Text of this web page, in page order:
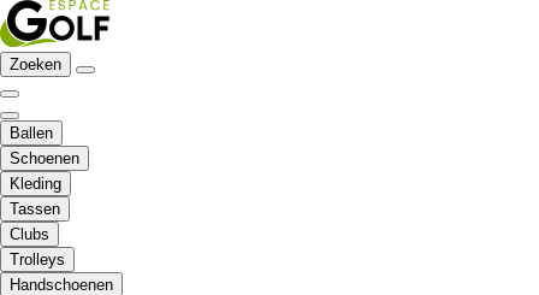
Zoeken
Ballen
Schoenen
Kleding
Tassen
Clubs
Trolleys
Handschoenen